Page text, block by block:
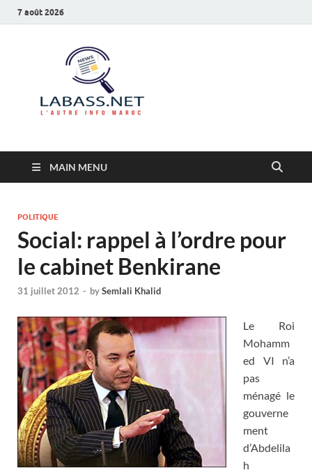
7 août 2026
MAIN MENU
POLITIQUE
Social: rappel à l’ordre pour
le cabinet Benkirane
31 juillet 2012 - bySemlali Khalid
Le Roi
Mohamm
ed VI n’a
pas
ménagé le
gouverne
ment
d’Abdelila
h